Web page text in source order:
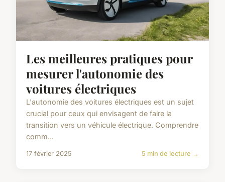
Les meilleures pratiques pour
mesurer l'autonomie des
voitures électriques
L'autonomie des voitures électriques est un sujet
crucial pour ceux qui envisagent de faire la
transition vers un véhicule électrique. Comprendre
comm...
17 février 2025 5 min de lecture →